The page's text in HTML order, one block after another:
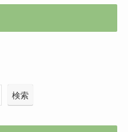
検索